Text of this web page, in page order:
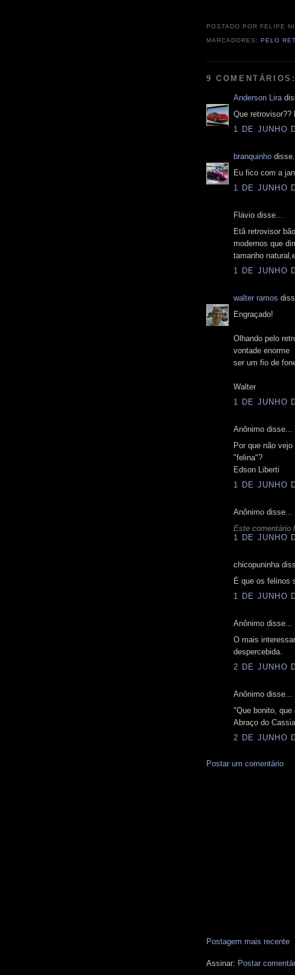
POSTADO POR FELIPE
MARCADORES:PELO
9 COMENTÁRIOS:
Anderson Lira
Que retrovisor??
1 DE JUNHO
branquinho
Eu fico com a
1 DE JUNHO
Flávio disse...
Etâ retrovisor
modernos que
tamanho
1 DE JUNHO
walter ramos
Engraçado!
Olhando pelo
vontade enorme
ser um fio de
Walter
1 DE JUNHO
Anônimo disse...
Por que não
"felina"?
Edson Liberti
1 DE JUNHO
Anônimo disse...
Este comentário
1 DE JUNHO
chicopuninha
É que os felinos
1 DE JUNHO
Anônimo disse...
O mais
despercebida.
2 DE JUNHO
Anônimo disse...
"Que bonito, que
Abraço do
2 DE JUNHO
Postar um comentário
Postagem mais recente
Assinar: Postar